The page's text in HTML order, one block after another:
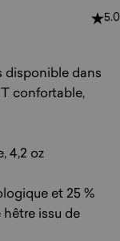
5.0
disponible dans
confortable,
4,2 oz
et 25 %
issu de